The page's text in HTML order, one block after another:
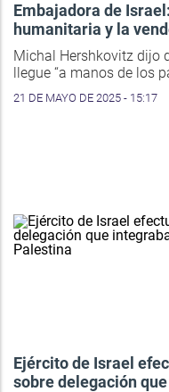
Embajadora de
humanitaria y la
Michal Hershkovitz dijo
llegue “a manos de los
21 DE MAYO DE 2025 - 15:17
Ejército de Israel
sobre delegación